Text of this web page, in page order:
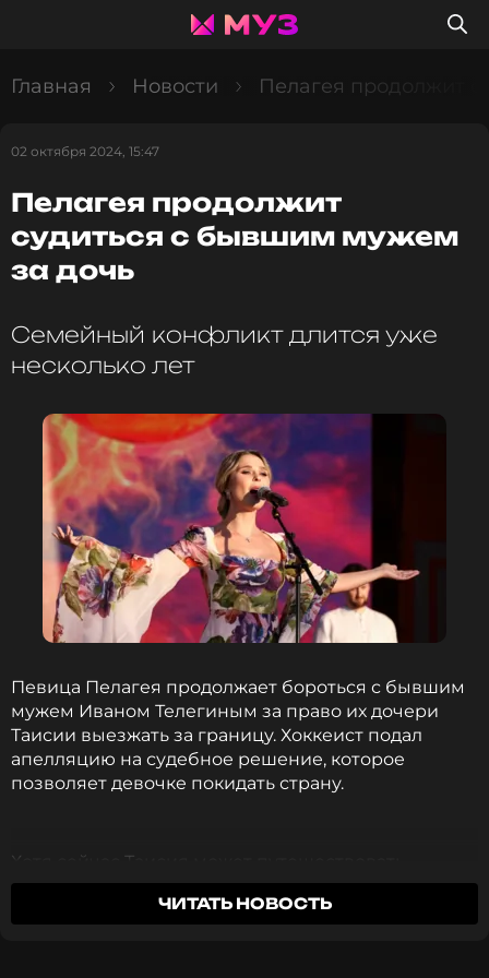
Главная Новости Пелагея продолжит
02 октября 2024, 15:47
Пелагея продолжит
судиться с бывшим мужем
за дочь
Семейный конфликт длится уже
несколько лет
Певица Пелагея продолжает бороться с бывшим
мужем Иваном Телегиным за право их дочери
Таисии выезжать за границу. Хоккеист подал
апелляцию на судебное решение, которое
позволяет девочке покидать страну.
Хотя сейчас Таисия может путешествовать,
Телегин вновь пытается оспорить это решение.
Рассмотрение его жалобы пройдет в областном
ЧИТАТЬ НОВОСТЬ